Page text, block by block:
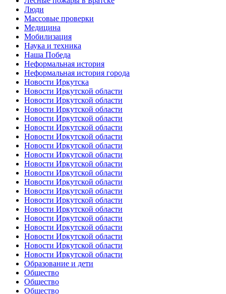
Люди
Массовые проверки
Медицина
Мобилизация
Наука и техника
Наша Победа
Неформальная история
Неформальная история города
Новости Иркутска
Новости Иркутской области
Новости Иркутской области
Новости Иркутской области
Новости Иркутской области
Новости Иркутской области
Новости Иркутской области
Новости Иркутской области
Новости Иркутской области
Новости Иркутской области
Новости Иркутской области
Новости Иркутской области
Новости Иркутской области
Новости Иркутской области
Новости Иркутской области
Новости Иркутской области
Новости Иркутской области
Новости Иркутской области
Новости Иркутской области
Новости Иркутской области
Образование и дети
Общество
Общество
Общество